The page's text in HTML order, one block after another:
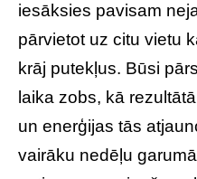
iesāksies pavisam
pārvietot uz citu vietu
krāj putekļus. Būsi
laika zobs, kā
un enerģijas tās
vairāku nedēļu